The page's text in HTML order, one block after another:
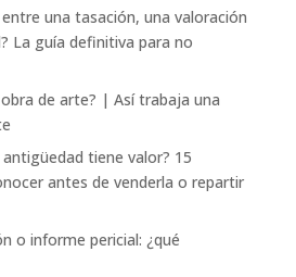
una tasación, una valoración
La guía definitiva para no
de arte? | Así trabaja una
tiene valor? 15
antes de venderla o repartir
o informe pericial: ¿qué